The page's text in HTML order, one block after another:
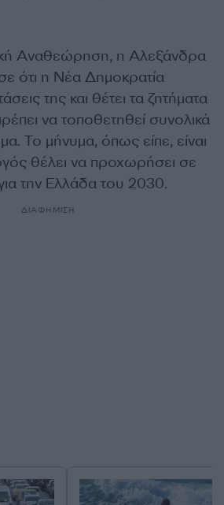
Αναθεώρηση, η Αλεξάνδρα
ότι η Νέα Δημοκρατία
της και θέτει τα ζητήματα
να τοποθετηθεί συνολικά
Το μήνυμα, όπως είπε, είναι
θέλει να προχωρήσει σε
την Ελλάδα του 2030.
ΔΙΑΦΗΜΙΣΗ